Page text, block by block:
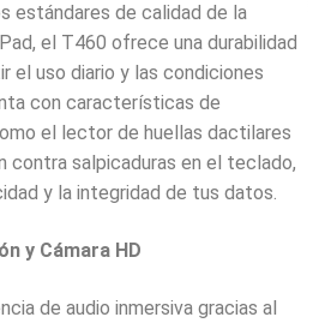
estándares de calidad de la
el T460 ofrece una durabilidad
el uso diario y las condiciones
con características de
el lector de huellas dactilares
contra salpicaduras en el teclado,
y la integridad de tus datos.
y Cámara HD
de audio inmersiva gracias al